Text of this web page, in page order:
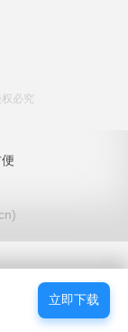
必究
立即下载
立即下载